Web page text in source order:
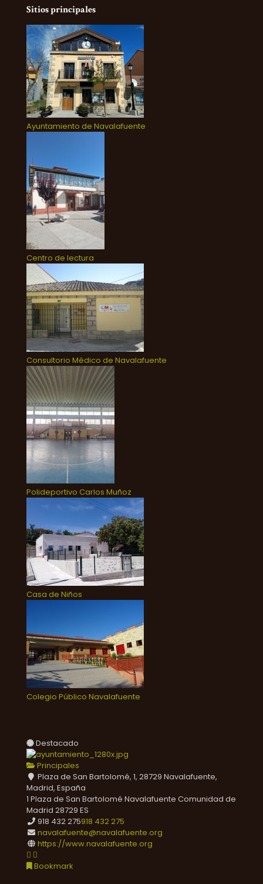
Sitios principales
Ayuntamiento de Navalafuente
Centro de lectura
Consultorio Médico de Navalafuente
Polideportivo Carlos Muñoz
Casa de Niños
Colegio Público Navalafuente
Destacado
Principales
Plaza de San Bartolomé, 1, 28729 Navalafuente,
Madrid, España
1 Plaza de San Bartolomé Navalafuente Comunidad de
Madrid 28729 ES
918 432 275918 432 275
navalafuente@navalafuente.org
https://www.navalafuente.org
Bookmark